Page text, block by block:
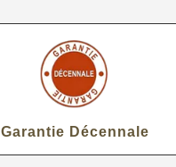
Garantie Décennale